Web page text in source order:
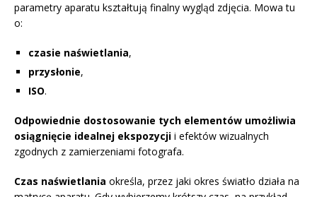
parametry aparatu kształtują finalny wygląd zdjęcia. Mowa tu
o:
czasie naświetlania,
przysłonie,
ISO.
Odpowiednie dostosowanie tych elementów umożliwia
osiągnięcie idealnej ekspozycji i efektów wizualnych
zgodnych z zamierzeniami fotografa.
Czas naświetlania określa, przez jaki okres światło działa na